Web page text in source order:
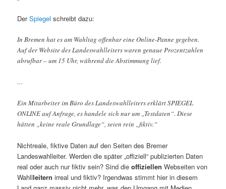
DerSpiegel schreibt dazu:
In Bremen hat es am Wahltag offenbar eine Online-Panne gegeben.
Auf der Website des Landeswahlleiters waren genaue Prozentzahlen
abrufbar – um 15 Uhr, während die Abstimmung lief.
…
Ein Mitarbeiter im Büro des Landeswahlleiters erklärt SPIEGEL
ONLINE auf Anfrage, es handele sich nur um „Testdaten“. Diese
hätten „keine reale Grundlage“, seien rein „fiktiv.“
Nichtreale, fiktive Daten auf den Seiten des Bremer
Landeswahlleiter. Werden die später „offiziell“ publizierten Daten
real oder auch nur fiktiv sein? Sind dieoffiziellen Webseiten von
Wahllleitern irreal und fiktiv? Irgendwas stimmt hier in diesem